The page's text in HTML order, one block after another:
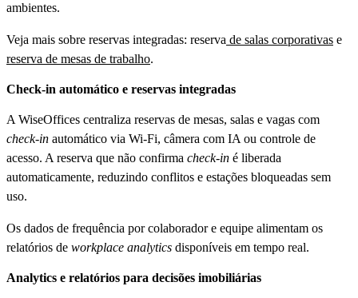
ambientes.
Veja mais sobre reservas integradas: reserva de salas corporativas e
reserva de mesas de trabalho.
Check-in automático e reservas integradas
A WiseOffices centraliza reservas de mesas, salas e vagas com
check-in automático via Wi-Fi, câmera com IA ou controle de
acesso. A reserva que não confirma check-in é liberada
automaticamente, reduzindo conflitos e estações bloqueadas sem
uso.
Os dados de frequência por colaborador e equipe alimentam os
relatórios de workplace analytics disponíveis em tempo real.
Analytics e relatórios para decisões imobiliárias